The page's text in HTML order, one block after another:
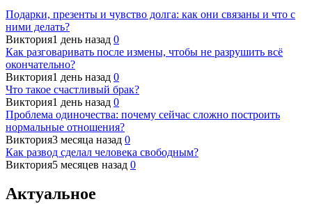
Подарки, презенты и чувство долга: как они связаны и что с
ними делать?
Виктория1 день назад 0
Как разговаривать после измены, чтобы не разрушить всё
окончательно?
Виктория1 день назад 0
Что такое счастливый брак?
Виктория1 день назад 0
Проблема одиночества: почему сейчас сложно построить
нормальные отношения?
Виктория3 месяца назад 0
Как развод сделал человека свободным?
Виктория5 месяцев назад 0
Актуальное